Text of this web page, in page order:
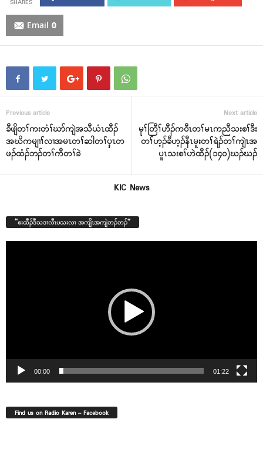
Email 0
Previous article
ခီဖျိတၢ်ကးတံၢ်ဃာ်ကျဲအသီယံၤထီၣ်
အဃိကမျၢၢ်လၢအမၤတၢ်ဆါတၢ်ၦ့ၤတ
ဖၣ်ထံၣ်ဘၣ်တၢ်ကီတၢ်ခဲ
Next article
မုၢ်တြီၢ်ဟီၣ်က၀ီၤတၢ်မၤကညီသးစၢ်ဒီး
တၢ်ဟ့ၣ်ခီဟ့ၣ်နီၤမူးတၢ်ရဲၣ်တၢ်ကျဲၤအ
ပူၤသးစၢ်ဟဲထီၣ်(၁၄၀)ဃၣ်ဃၣ်
KIC News
“စးထီၣ်ဒီသဒၢလီၤပသးလၢ အကျိၤအကျဲဘၣ်ဘၣ်”
00:00 01:22
Find us on Radio Karen – Facebook